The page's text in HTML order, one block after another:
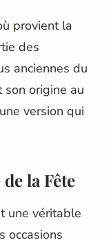
provient la
des
anciennes du
son origine au
version qui
la Fête
une véritable
occasions